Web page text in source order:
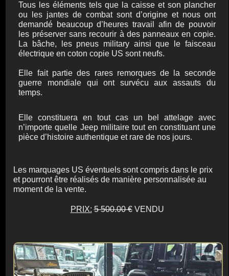
Tous les éléments tels que la caisse et son plancher
ou les jantes de combat sont d’origine et nous ont
demandé beaucoup d’heures travail afin de pouvoir
les préserver sans recourir à des panneaux en copie.
La bâche, les pneus military ainsi que le faisceau
électrique en coton copie US sont neufs.
Elle fait partie des rares remorques de la seconde
guerre mondiale qui ont survécu aux assauts du
temps.
Elle constituera en tout cas un bel attelage avec
n’importe quelle Jeep militaire tout en constituant une
pièce d’histoire authentique et rare de nos jours.
Les marquages US éventuels sont compris dans le prix
et pourront être réalisés de manière personnalisée au
moment de la vente.
PRIX: 5 500.00 €VENDU